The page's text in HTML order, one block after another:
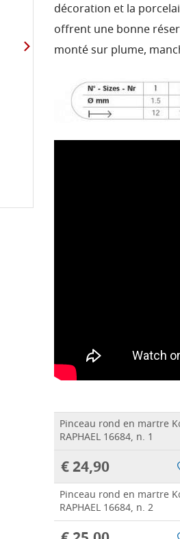
décoration et la
offrent une bonne
monté sur plume,
Pinceau rond en martre
RAPHAEL 16684, n. 1
€ 24,90
Pinceau rond en martre
RAPHAEL 16684, n. 2